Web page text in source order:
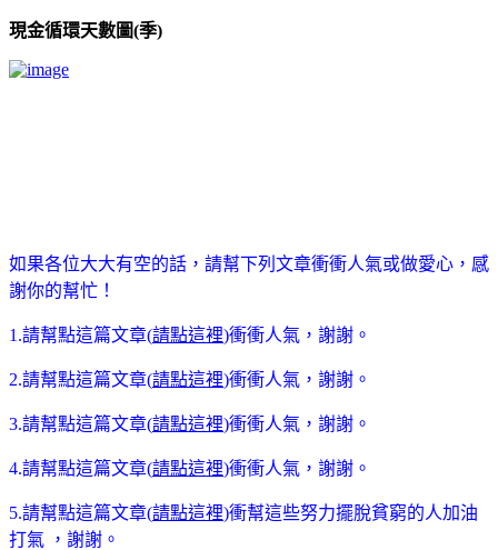
現金循環天數圖(季)
如果各位大大有空的話，請幫下列文章衝衝人氣或做愛心，感
謝你的幫忙！
1.請幫點這篇文章(請點這裡)衝衝人氣，謝謝。
2.請幫點這篇文章(請點這裡)衝衝人氣，謝謝。
3.請幫點這篇文章(請點這裡)衝衝人氣，謝謝。
4.請幫點這篇文章(請點這裡)衝衝人氣，謝謝。
5.請幫點這篇文章(請點這裡)衝幫這些努力擺脫貧窮的人加油
打氣 ，謝謝。